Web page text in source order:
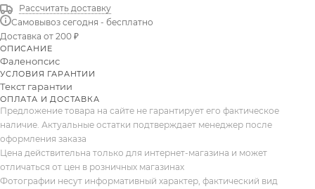
Рассчитать доставку
Самовывоз сегодня - бесплатно
Доставка от 200 ₽
ОПИСАНИЕ
Фаленопсис
УСЛОВИЯ ГАРАНТИИ
Текст гарантии
ОПЛАТА И ДОСТАВКА
Предложение товара на сайте не гарантирует его фактическое
наличие. Актуальные остатки подтверждает менеджер после
оформления заказа
Цена действительна только для интернет-магазина и может
отличаться от цен в розничных магазинах
Фотографии несут информативный характер, фактический вид